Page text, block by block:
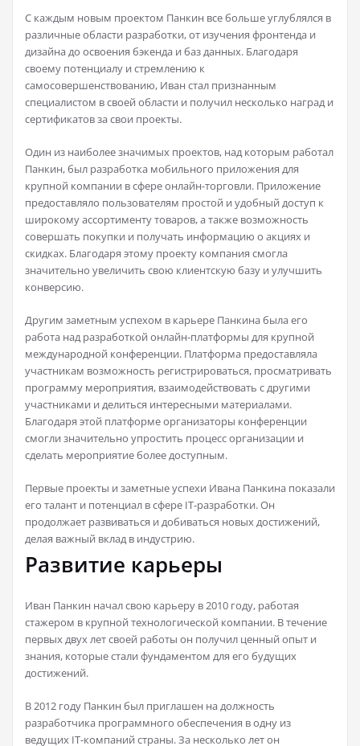
С каждым новым проектом Панкин все больше углублялся в
различные области разработки, от изучения фронтенда и
дизайна до освоения бэкенда и баз данных. Благодаря
своему потенциалу и стремлению к
самосовершенствованию, Иван стал признанным
специалистом в своей области и получил несколько наград и
сертификатов за свои проекты.
Один из наиболее значимых проектов, над которым работал
Панкин, был разработка мобильного приложения для
крупной компании в сфере онлайн-торговли. Приложение
предоставляло пользователям простой и удобный доступ к
широкому ассортименту товаров, а также возможность
совершать покупки и получать информацию о акциях и
скидках. Благодаря этому проекту компания смогла
значительно увеличить свою клиентскую базу и улучшить
конверсию.
Другим заметным успехом в карьере Панкина была его
работа над разработкой онлайн-платформы для крупной
международной конференции. Платформа предоставляла
участникам возможность регистрироваться, просматривать
программу мероприятия, взаимодействовать с другими
участниками и делиться интересными материалами.
Благодаря этой платформе организаторы конференции
смогли значительно упростить процесс организации и
сделать мероприятие более доступным.
Первые проекты и заметные успехи Ивана Панкина показали
его талант и потенциал в сфере IT-разработки. Он
продолжает развиваться и добиваться новых достижений,
делая важный вклад в индустрию.
Развитие карьеры
Иван Панкин начал свою карьеру в 2010 году, работая
стажером в крупной технологической компании. В течение
первых двух лет своей работы он получил ценный опыт и
знания, которые стали фундаментом для его будущих
достижений.
В 2012 году Панкин был приглашен на должность
разработчика программного обеспечения в одну из
ведущих IT-компаний страны. За несколько лет он